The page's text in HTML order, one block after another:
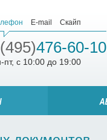
E-mail Скайп
476-60-10
пт, с 10:00 до 19:00